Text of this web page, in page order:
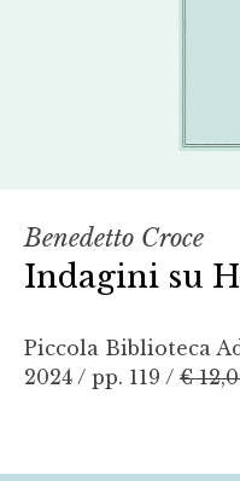
Benedetto Croce
Indagini su
Piccola Biblioteca
2024 / pp. 119 / €